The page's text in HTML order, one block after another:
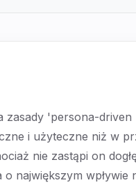
zasady 'persona-
i użyteczne niż w
nie zastąpi on
największym